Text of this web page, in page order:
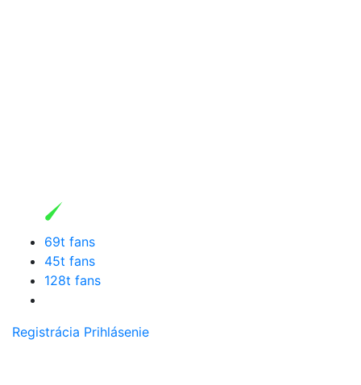
69t fans
45t fans
128t fans
Registrácia Prihlásenie